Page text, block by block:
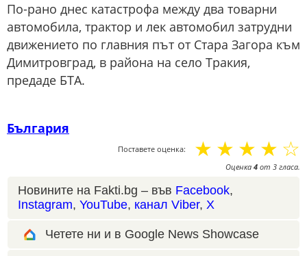
По-рано днес катастрофа между два товарни
автомобила, трактор и лек автомобил затрудни
движението по главния път от Стара Загора към
Димитровград, в района на село Тракия,
предаде БТА.
България
Поставете оценка: ☆
☆
☆
☆
☆
Оценка 4 от 3 гласа.
Новините на Fakti.bg – във Facebook,
Instagram, YouTube, канал Viber, X
Четете ни и в Google News Showcase